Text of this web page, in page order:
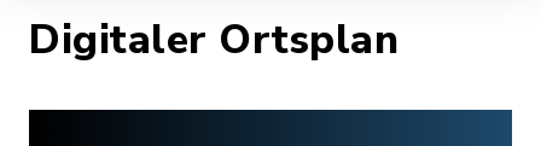
Digitaler Ortsplan